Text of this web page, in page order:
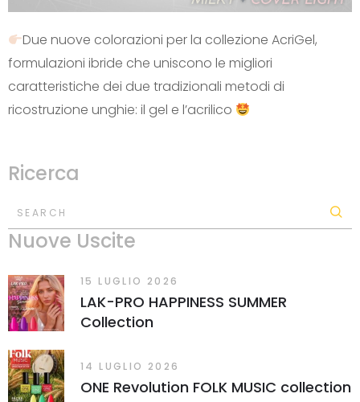
Due nuove colorazioni per la collezione AcriGel,
formulazioni ibride che uniscono le migliori
caratteristiche dei due tradizionali metodi di
ricostruzione unghie: il gel e l’acrilico
Ricerca
SEARCH
Nuove Uscite
15 LUGLIO 2026
LAK-PRO HAPPINESS SUMMER
Collection
14 LUGLIO 2026
ONE Revolution FOLK MUSIC collection